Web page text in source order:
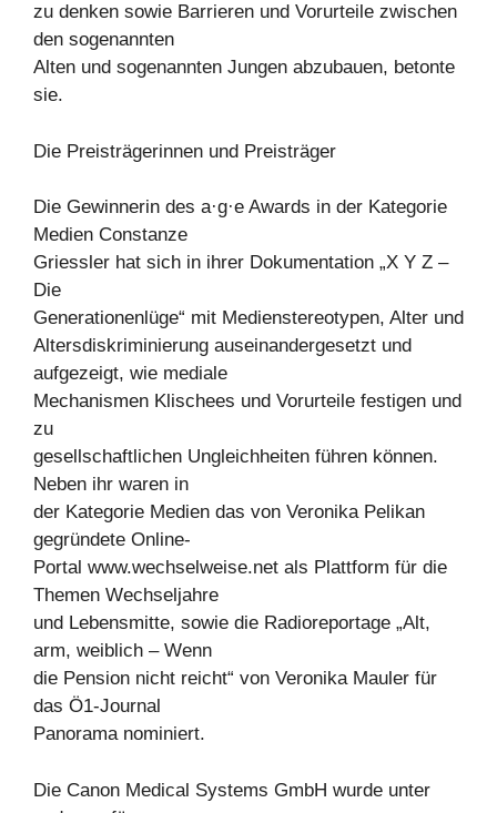
zu denken sowie Barrieren und Vorurteile zwischen
den sogenannten
Alten und sogenannten Jungen abzubauen, betonte
sie.
Die Preisträgerinnen und Preisträger
Die Gewinnerin des a·g·e Awards in der Kategorie
Medien Constanze
Griessler hat sich in ihrer Dokumentation „X Y Z –
Die
Generationenlüge“ mit Medienstereotypen, Alter und
Altersdiskriminierung auseinandergesetzt und
aufgezeigt, wie mediale
Mechanismen Klischees und Vorurteile festigen und
zu
gesellschaftlichen Ungleichheiten führen können.
Neben ihr waren in
der Kategorie Medien das von Veronika Pelikan
gegründete Online-
Portal www.wechselweise.net als Plattform für die
Themen Wechseljahre
und Lebensmitte, sowie die Radioreportage „Alt,
arm, weiblich – Wenn
die Pension nicht reicht“ von Veronika Mauler für
das Ö1-Journal
Panorama nominiert.
Die Canon Medical Systems GmbH wurde unter